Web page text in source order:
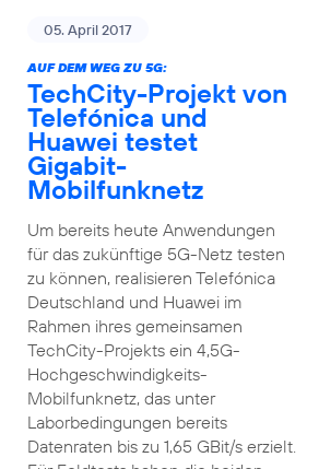
05. April 2017
AUF DEM WEG ZU 5G:
TechCity-Projekt von
Telefónica und
Huawei testet
Gigabit-
Mobilfunknetz
Um bereits heute Anwendungen
für das zukünftige 5G-Netz testen
zu können, realisieren Telefónica
Deutschland und Huawei im
Rahmen ihres gemeinsamen
TechCity-Projekts ein 4,5G-
Hochgeschwindigkeits-
Mobilfunknetz, das unter
Laborbedingungen bereits
Datenraten bis zu 1,65 GBit/s erzielt.